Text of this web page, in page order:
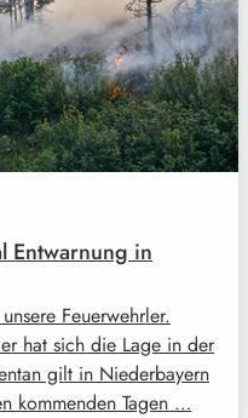
Entwarnung in
Feuerwehrler.
hat sich die Lage in der
gilt in Niederbayern
kommenden Tagen …